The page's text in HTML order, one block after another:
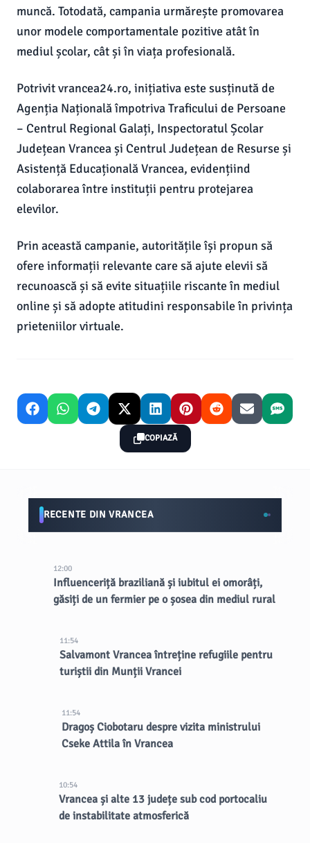
muncă. Totodată, campania urmărește promovarea
unor modele comportamentale pozitive atât în
mediul școlar, cât și în viața profesională.
Potrivit vrancea24.ro, inițiativa este susținută de
Agenția Națională împotriva Traficului de Persoane
– Centrul Regional Galați, Inspectoratul Școlar
Județean Vrancea și Centrul Județean de Resurse și
Asistență Educațională Vrancea, evidențiind
colaborarea între instituții pentru protejarea
elevilor.
Prin această campanie, autoritățile își propun să
ofere informații relevante care să ajute elevii să
recunoască și să evite situațiile riscante în mediul
online și să adopte atitudini responsabile în privința
prieteniilor virtuale.
COPIAZĂ
RECENTE DIN VRANCEA
12:00
Influenceriță braziliană și iubitul ei omorâți,
găsiți de un fermier pe o șosea din mediul rural
11:54
Salvamont Vrancea întreține refugiile pentru
turiștii din Munții Vrancei
11:54
Dragoș Ciobotaru despre vizita ministrului
Cseke Attila în Vrancea
10:54
Vrancea și alte 13 județe sub cod portocaliu
de instabilitate atmosferică